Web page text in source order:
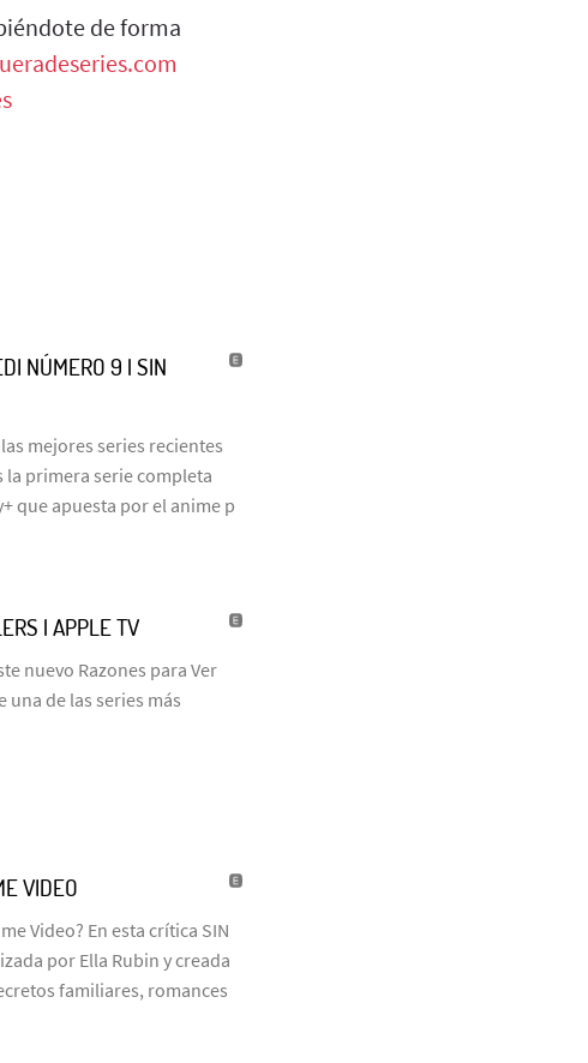
de forma
NÚMERO 9 | SIN
mejores series recientes
la primera serie completa
que apuesta por el anime p
| APPLE TV
nuevo Razones para Ver
una de las series más
VIDEO
Video? En esta crítica SIN
por Ella Rubin y creada
familiares, romances